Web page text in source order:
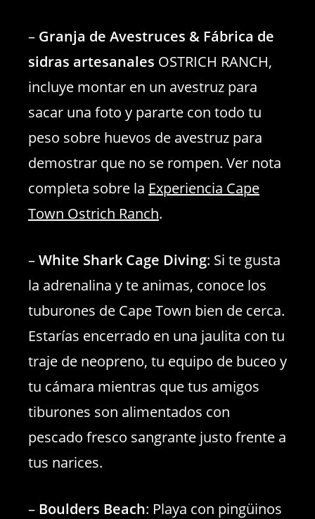
– Granja de Avestruces & Fábrica de
sidras artesanales OSTRICH RANCH,
incluye montar en un avestruz para
sacar una foto y pararte con todo tu
peso sobre huevos de avestruz para
demostrar que no se rompen. Ver nota
completa sobre la Experiencia Cape
Town Ostrich Ranch.
–White Shark Cage Diving: Si te gusta
la adrenalina y te animas, conoce los
tuburones de Cape Town bien de cerca.
Estarías encerrado en una jaulita con tu
traje de neopreno, tu equipo de buceo y
tu cámara mientras que tus amigos
tiburones son alimentados con
pescado fresco sangrante justo frente a
tus narices.
– Boulders Beach: Playa con pingüinos